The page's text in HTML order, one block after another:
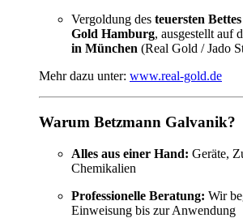
Vergoldung des teuersten
Gold Hamburg, ausgestellt auf
in München (Real Gold / Jado
Mehr dazu unter: www.real-gold.de
Warum Betzmann Galvanik?
Alles aus einer Hand: Geräte,
Chemikalien
Professionelle Beratung: Wir
Einweisung bis zur Anwendung